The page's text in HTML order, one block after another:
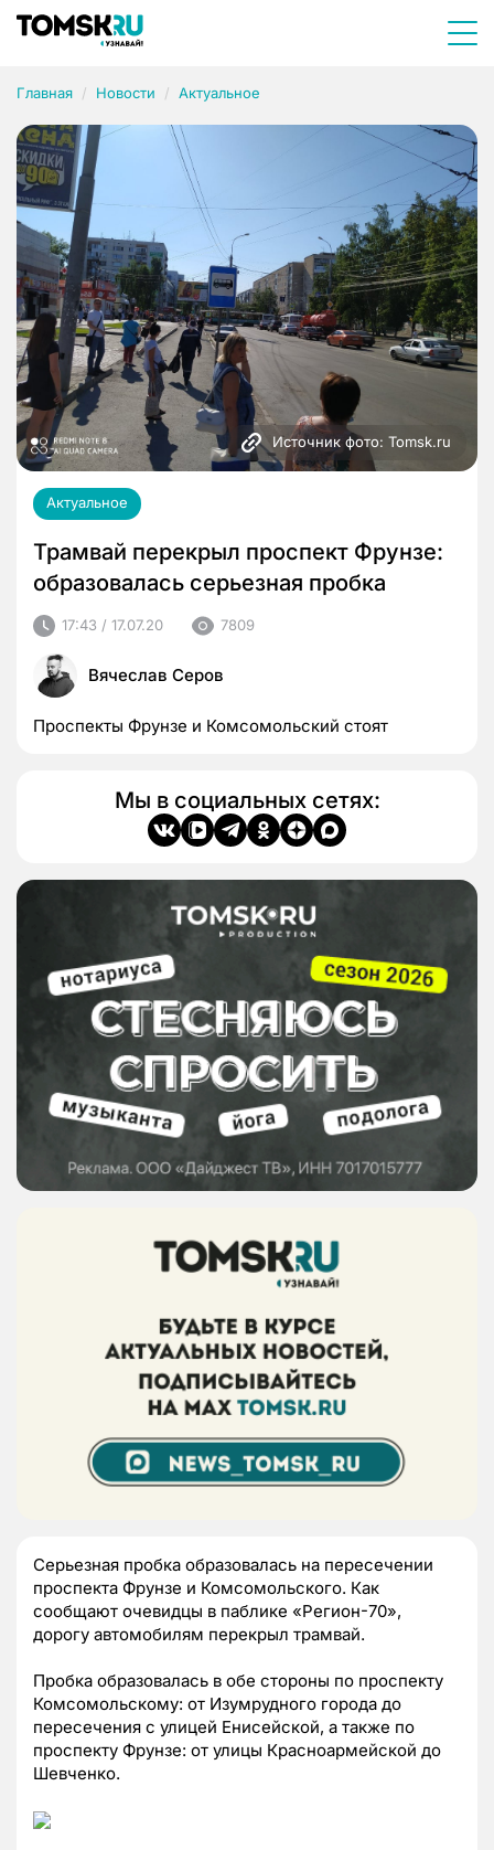
Главная Новости Актуальное
Источник фото: Tomsk.ru
Актуальное
Трамвай перекрыл проспект Фрунзе:
образовалась серьезная пробка
17:43 / 17.07.20 7809
Вячеслав Серов
Проспекты Фрунзе и Комсомольский стоят
Мы в социальных сетях:
Серьезная пробка образовалась на пересечении
проспекта Фрунзе и Комсомольского. Как
сообщают очевидцы в паблике «Регион-70»,
дорогу автомобилям перекрыл трамвай.
Пробка образовалась в обе стороны по проспекту
Комсомольскому: от Изумрудного города до
пересечения с улицей Енисейской, а также по
проспекту Фрунзе: от улицы Красноармейской до
Шевченко.